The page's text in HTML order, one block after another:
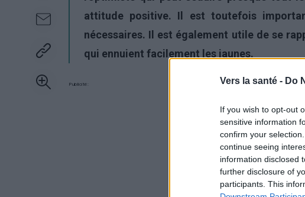
Vers la santé - Do
If you wish to opt-out
sensitive information
confirm your
continue seeing
information disclosed
further disclosure of
participants. This
attitude positive. Il est toutefois
nécessaires. Il est également utile de se
qui ennuient facilement les jaunes.
Publicité: